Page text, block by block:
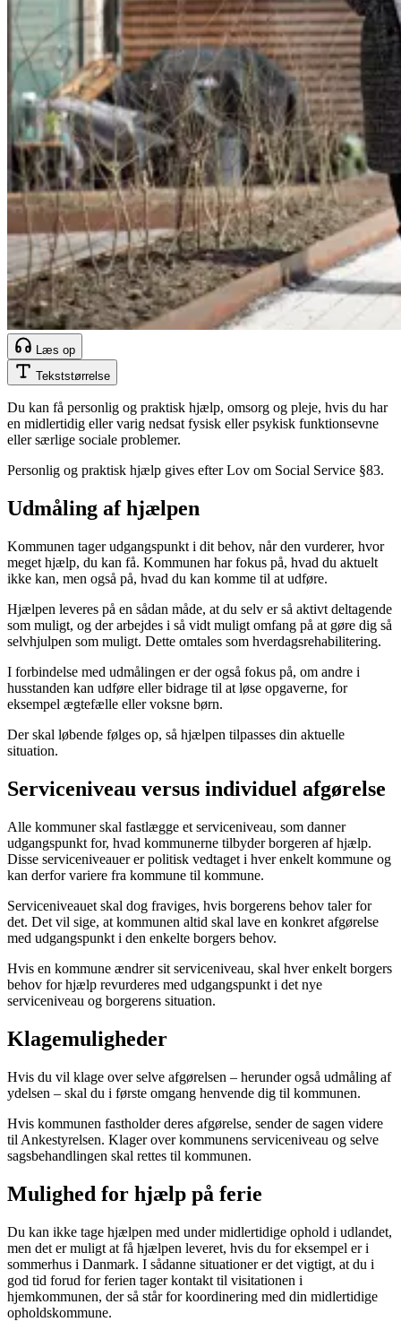
Læs op
Tekststørrelse
Du kan få personlig og praktisk hjælp, omsorg og pleje, hvis du har
en midlertidig eller varig nedsat fysisk eller psykisk funktionsevne
eller særlige sociale problemer.
Personlig og praktisk hjælp gives efter Lov om Social Service §83.
Udmåling af hjælpen
Kommunen tager udgangspunkt i dit behov, når den vurderer, hvor
meget hjælp, du kan få. Kommunen har fokus på, hvad du aktuelt
ikke kan, men også på, hvad du kan komme til at udføre.
Hjælpen leveres på en sådan måde, at du selv er så aktivt deltagende
som muligt, og der arbejdes i så vidt muligt omfang på at gøre dig så
selvhjulpen som muligt. Dette omtales som hverdagsrehabilitering.
I forbindelse med udmålingen er der også fokus på, om andre i
husstanden kan udføre eller bidrage til at løse opgaverne, for
eksempel ægtefælle eller voksne børn.
Der skal løbende følges op, så hjælpen tilpasses din aktuelle
situation.
Serviceniveau versus individuel afgørelse
Alle kommuner skal fastlægge et serviceniveau, som danner
udgangspunkt for, hvad kommunerne tilbyder borgeren af hjælp.
Disse serviceniveauer er politisk vedtaget i hver enkelt kommune og
kan derfor variere fra kommune til kommune.
Serviceniveauet skal dog fraviges, hvis borgerens behov taler for
det. Det vil sige, at kommunen altid skal lave en konkret afgørelse
med udgangspunkt i den enkelte borgers behov.
Hvis en kommune ændrer sit serviceniveau, skal hver enkelt borgers
behov for hjælp revurderes med udgangspunkt i det nye
serviceniveau og borgerens situation.
Klagemuligheder
Hvis du vil klage over selve afgørelsen – herunder også udmåling af
ydelsen – skal du i første omgang henvende dig til kommunen.
Hvis kommunen fastholder deres afgørelse, sender de sagen videre
til Ankestyrelsen. Klager over kommunens serviceniveau og selve
sagsbehandlingen skal rettes til kommunen.
Mulighed for hjælp på ferie
Du kan ikke tage hjælpen med under midlertidige ophold i udlandet,
men det er muligt at få hjælpen leveret, hvis du for eksempel er i
sommerhus i Danmark. I sådanne situationer er det vigtigt, at du i
god tid forud for ferien tager kontakt til visitationen i
hjemkommunen, der så står for koordinering med din midlertidige
opholdskommune.